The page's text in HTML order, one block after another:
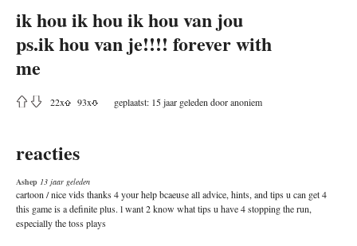
ik hou ik hou ik hou van jou
ps.ik hou van je!!!! forever with
me
22x 93x geplaatst: 15 jaar geleden dooranoniem
reacties
Ashep 13 jaar geleden
cartoon / nice vids thanks 4 your help bcaeuse all advice, hints, and tips u can get 4
this game is a definite plus. l want 2 know what tips u have 4 stopping the run,
especially the toss plays